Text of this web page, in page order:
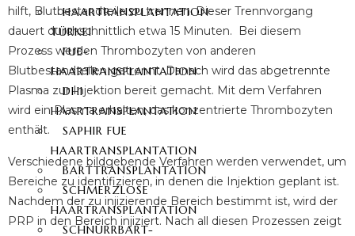
HAARTRANSPLANTATION
TÜRKEI
FUE-
HAARTRANSPLANTATION
DHI
HAARTRANSPLANTATION
SAPHIR FUE
HAARTRANSPLANTATION
BARTTRANSPLANTATION
SCHMERZLOSE
HAARTRANSPLANTATION
SCHNURRBART-
hilft, Blutbestandteile zu trennen. Dieser Trennvorgang
dauert durchschnittlich etwa 15 Minuten. Bei diesem
Prozess werden Thrombozyten von anderen
Blutbestandteilen getrennt. Danach wird das abgetrennte
Plasma zur Injektion bereit gemacht. Mit dem Verfahren
wird ein Plasma erhalten, das konzentrierte Thrombozyten
enthält.
Verschiedene bildgebende Verfahren werden verwendet, um
Bereiche zu identifizieren, in denen die Injektion geplant ist.
Nachdem der zu injizierende Bereich bestimmt ist, wird der
PRP in den Bereich injiziert. Nach all diesen Prozessen zeigt